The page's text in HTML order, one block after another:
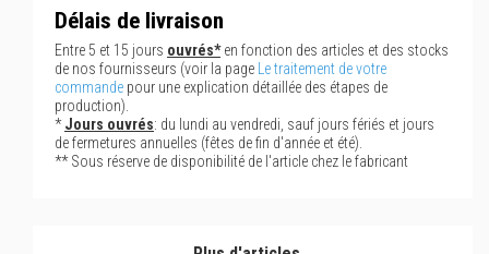
Délais de livraison
Entre 5 et 15 jours ouvrés*en fonction des articles et des stocks
de nos fournisseurs (voir la page
Le traitement de votre
commande pour une explication détaillée des étapes de
production).
*Jours ouvrés: du lundi au vendredi, sauf jours fériés et jours
de fermetures annuelles (fêtes de fin d'année et été).
** Sous réserve de disponibilité de l'article chez le fabricant